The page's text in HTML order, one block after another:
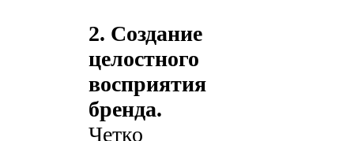
2. Создание
целостного
восприятия
бренда.
Четко